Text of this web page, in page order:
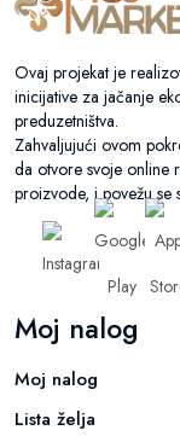
Ovaj projekat je
inicijative za jačanje
preduzetništva.
Zahvaljujući ovom
da otvore svoje online
proizvode, i povežu se
Moj nalog
Moj nalog
Lista želja